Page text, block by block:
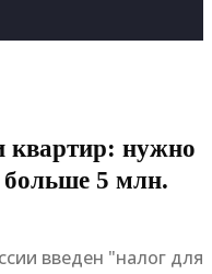
квартир: нужно
больше 5 млн.
введен "налог для